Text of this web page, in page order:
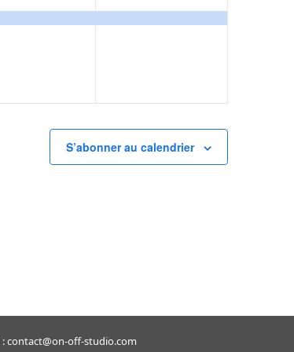
évènement,
S’abonner au calendrier
: contact@on-off-studio.com